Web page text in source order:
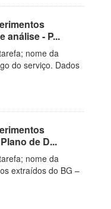
análise - P...
nome da
do serviço. Dados
de D...
nome da
extraídos do BG –